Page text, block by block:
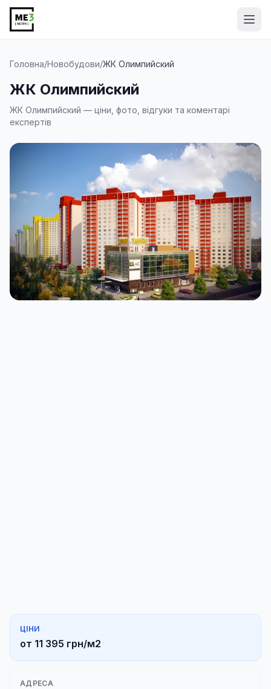
Головна/Новобудови/ЖК Олимпийский
ЖК Олимпийский
ЖК Олимпийский — ціни, фото, відгуки та коментарі
експертів
ЦІНИ
от 11 395 грн/м2
АДРЕСА